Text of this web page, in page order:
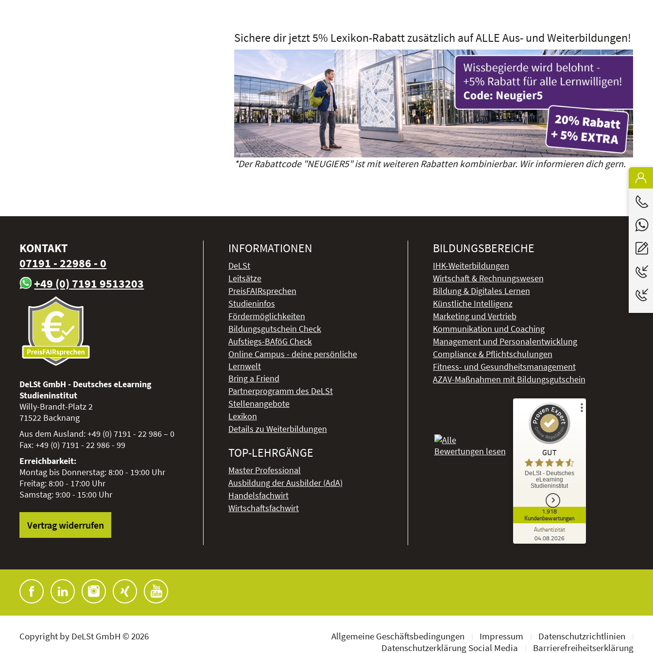
Sichere dir jetzt 5% Lexikon-Rabatt zusätzlich auf ALLE Aus- und Weiterbildungen!
*Der Rabattcode "NEUGIER5" ist mit weiteren Rabatten kombinierbar. Wir informieren dich gern.
KONTAKT
07191 - 22986 - 0
+49 (0) 7191 9513203
DeLSt GmbH - Deutsches eLearning
Studieninstitut
Willy-Brandt-Platz 2
71522 Backnang
Aus dem Ausland:+49 (0) 7191 - 22 986 – 0
Fax:+49 (0) 7191 - 22 986 - 99
Erreichbarkeit:
Montag bis Donnerstag: 8:00 - 19:00 Uhr
Freitag: 8:00 - 17:00 Uhr
Samstag: 9:00 - 15:00 Uhr
Vertrag widerrufen
INFORMATIONEN
DeLSt
Leitsätze
PreisFAIRsprechen
Studieninfos
Fördermöglichkeiten
Bildungsgutschein Check
Aufstiegs-BAföG Check
Online Campus - deine persönliche
Lernwelt
Bring a Friend
Partnerprogramm des DeLSt
Stellenangebote
Lexikon
Details zu Weiterbildungen
TOP-LEHRGÄNGE
Master Professional
Ausbildung der Ausbilder (AdA)
Handelsfachwirt
Wirtschaftsfachwirt
BILDUNGSBEREICHE
IHK-Weiterbildungen
Wirtschaft & Rechnungswesen
Bildung & Digitales Lernen
Künstliche Intelligenz
Marketing und Vertrieb
Kommunikation und Coaching
Management und Personalentwicklung
Compliance & Pflichtschulungen
Fitness- und Gesundheitsmanagement
AZAV-Maßnahmen mit Bildungsgutschein
GUT
DeLSt - Deutsches
eLearning
Studieninstitut
1.918
Kundenbewertungen
Authentizität
04.08.2026
Kundenbewertungen und Erfahrungen zu
DeLSt - Deutsches eLearning Studieninstitut
ProvenExpert.com
ProvenExpert.com
1.827
Bewertungen von
Copyright by DeLSt GmbH © 2026 Allgemeine Geschäftsbedingungen Impressum
Datenschutzrichtlinien
Datenschutzerklärung Social Media
Barrierefreiheitserklärung